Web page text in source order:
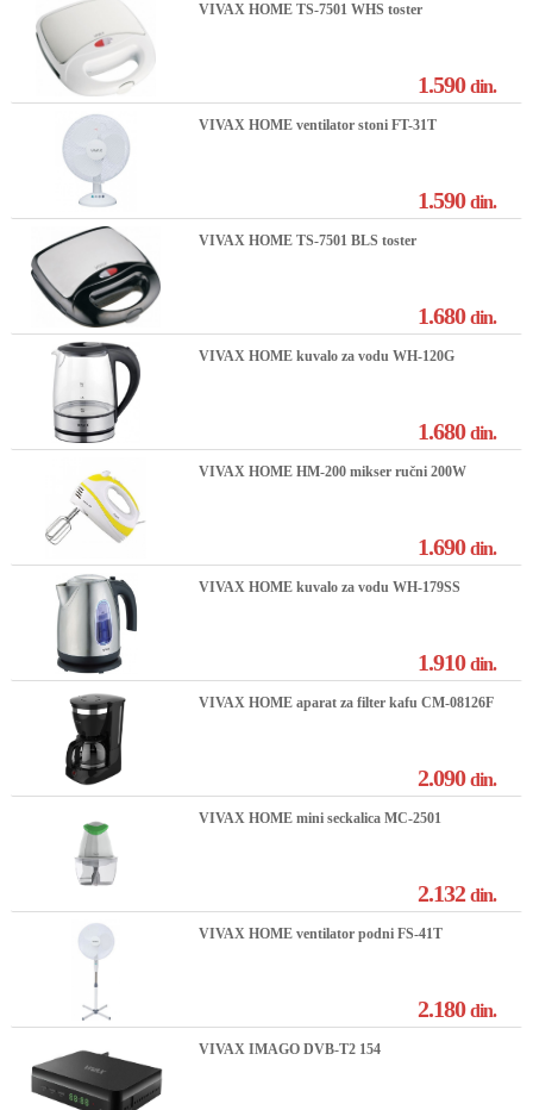
VIVAX HOME TS-7501 WHS toster
1.590din.
VIVAX HOME ventilator stoni FT-31T
1.590din.
VIVAX HOME TS-7501 BLS toster
1.680din.
VIVAX HOME kuvalo za vodu WH-120G
1.680din.
VIVAX HOME HM-200 mikser ručni 200W
1.690din.
VIVAX HOME kuvalo za vodu WH-179SS
1.910din.
VIVAX HOME aparat za filter kafu CM-08126F
2.090din.
VIVAX HOME mini seckalica MC-2501
2.132din.
VIVAX HOME ventilator podni FS-41T
2.180din.
VIVAX IMAGO DVB-T2 154